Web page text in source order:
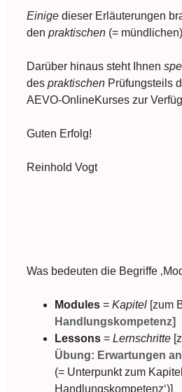
Einige dieser Erläuterungen
den praktischen (=
Darüber hinaus steht Ihnen
des praktischen Prüfungsteils
AEVO-OnlineKurses zur
Guten Erfolg!
Reinhold Vogt
Was bedeuten die Begriffe
Modules = Kapitel [zum
Handlungskompetenz]
Lessons = Lernschritte
Übung: Erwartungen
(= Unterpunkt zum Kapitel
Handlungskompetenz‘)]